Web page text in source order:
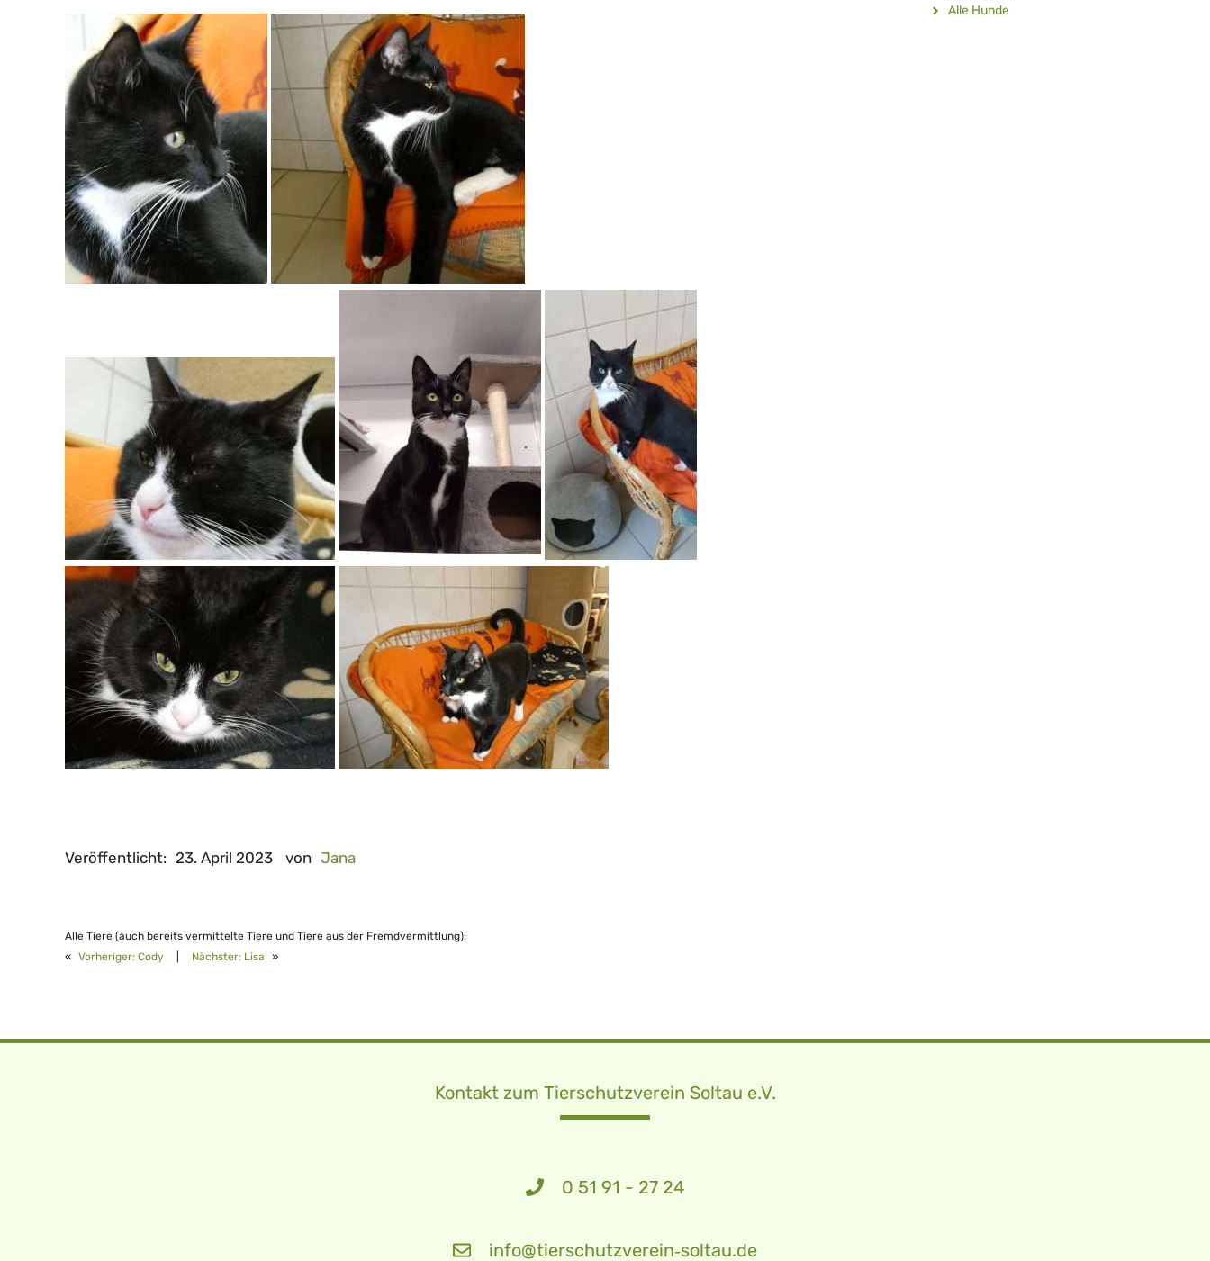
Veröffentlicht: 23. April 2023 von Jana
Alle Tiere (auch bereits vermittelte Tiere und Tiere aus der Fremdvermittlung):
« Vorheriger: Cody Nächster: Lisa »
Alle Hunde
Kontakt zum Tierschutzverein Soltau e.V.
0 51 91 - 27 24
info@tierschutzverein‑soltau.de